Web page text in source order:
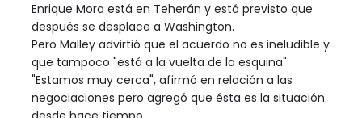
Enrique Mora está en Teherán y está previsto que
después se desplace a Washington.
Pero Malley advirtió que el acuerdo no es ineludible y
que tampoco "está a la vuelta de la esquina".
"Estamos muy cerca", afirmó en relación a las
negociaciones pero agregó que ésta es la situación